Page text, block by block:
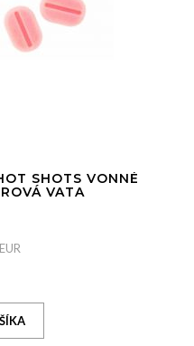
SHOTS VONNÉ
VATA
EUR